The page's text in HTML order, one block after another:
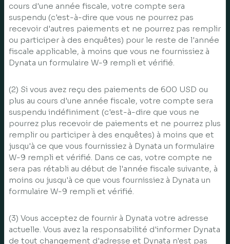
cours d'une année fiscale, votre compte sera
suspendu (c'est-à-dire que vous ne pourrez pas
recevoir d'autres paiements et ne pourrez pas remplir
ou participer à des enquêtes) pour le reste de l'année
fiscale applicable, à moins que vous ne fournissiez à
Dynata un formulaire W-9 rempli et vérifié.
(2) Si vous avez reçu des paiements de 600 USD ou
plus au cours d'une année fiscale, votre compte sera
suspendu indéfiniment (c'est-à-dire que vous ne
pourrez plus recevoir de paiements et ne pourrez plus
remplir ou participer à des enquêtes) à moins que et
jusqu'à ce que vous fournissiez à Dynata un formulaire
W-9 rempli et vérifié. Dans ce cas, votre compte ne
sera pas rétabli au début de l'année fiscale suivante, à
moins ou jusqu'à ce que vous fournissiez à Dynata un
formulaire W-9 rempli et vérifié.
(3) Vous acceptez de fournir à Dynata votre adresse
actuelle. Vous avez la responsabilité d'informer Dynata
de tout changement d'adresse et Dynata n'est pas